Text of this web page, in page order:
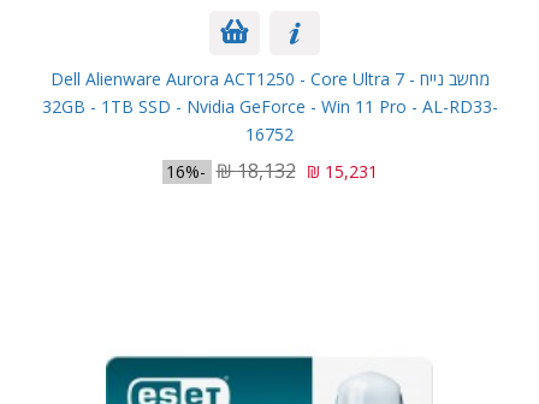
מחשב נייח Dell Alienware Aurora ACT1250 - Core Ultra 7 -
32GB - 1TB SSD - Nvidia GeForce - Win 11 Pro - AL-RD33-
16752
15,231 ₪
18,132 ₪
-16%